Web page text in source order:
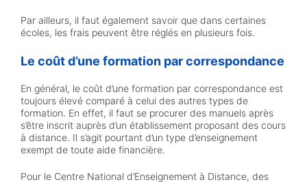
Par ailleurs, il faut également savoir que dans certaines
écoles, les frais peuvent être réglés en plusieurs fois.
Le coût d’une formation par correspondance
En général, le coût d’une formation par correspondance est
toujours élevé comparé à celui des autres types de
formation. En effet, il faut se procurer des manuels après
s’être inscrit auprès d’un établissement proposant des cours
à distance. Il s’agit pourtant d’un type d’enseignement
exempt de toute aide financière.
Pour le Centre National d’Enseignement à Distance, des